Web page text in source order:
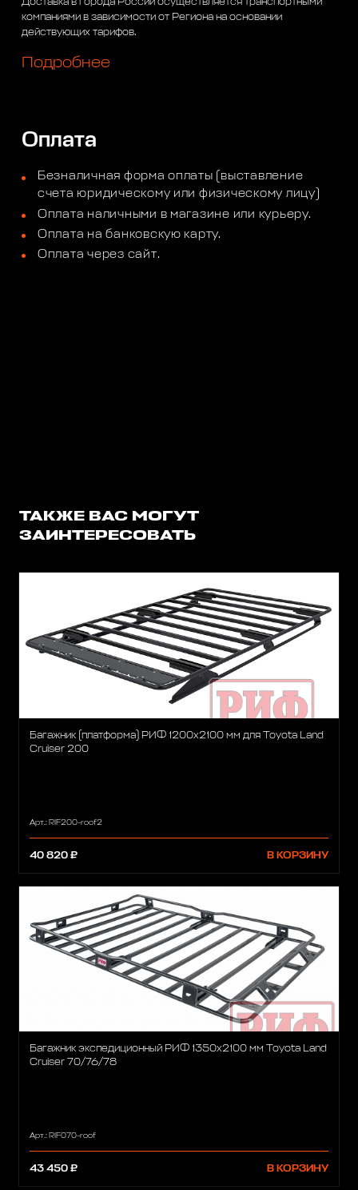
компаниями в зависимости от Региона на основании
действующих тарифов.
Подробнее
Оплата
Безналичная форма оплаты (выставление
счета юридическому или физическому лицу)
Оплата наличными в магазине или курьеру.
Оплата на банковскую карту.
Оплата через сайт.
ТАКЖЕ ВАС МОГУТ
ЗАИНТЕРЕСОВАТЬ
Багажник (платформа) РИФ 1200х2100 мм для Toyota Land
Cruiser 200
Арт.: RIF200-roof2
40 820 ₽ В КОРЗИНУ
Багажник экспедиционный РИФ 1350х2100 мм Toyota Land
Cruiser 70/76/78
Арт.: RIF070-roof
43 450 ₽ В КОРЗИНУ